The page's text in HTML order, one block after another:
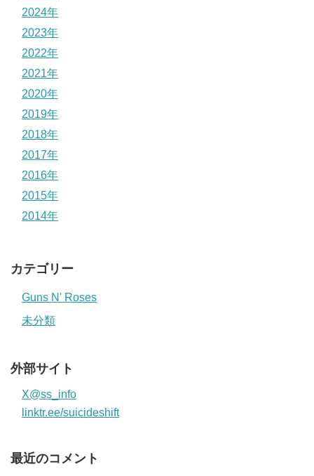
2024年
2023年
2022年
2021年
2020年
2019年
2018年
2017年
2016年
2015年
2014年
カテゴリー
Guns N' Roses
未分類
外部サイト
X@ss_info
linktr.ee/suicideshift
最近のコメント